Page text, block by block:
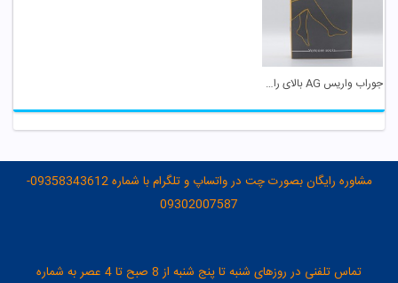
جوراب واریس AG بالای ران 7080 سایز 6 پین مد
مشاوره رایگان بصورت چت در واتساپ و تلگرام با شماره 09358343612-
09302007587
تماس تلفنی در روزهای شنبه تا پنج شنبه از 8 صبح تا 4 عصر به شماره